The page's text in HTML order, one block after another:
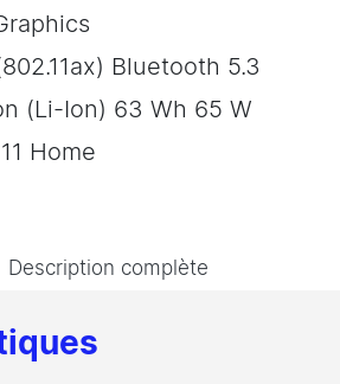
Bluetooth 5.3
(Li-Ion) 63 Wh 65 W
Home
Description complète